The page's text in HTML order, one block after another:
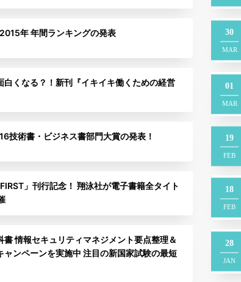
年 年間ランキングの発表 30
MAR
白くなる？！新刊『イキイキ働くための経営
01
MAR
技術書・ビジネス書部門大賞の発表！ 19
FEB
」刊行記念！ 翔泳社が電子書籍全タイト
18
FEB
情報セキュリティマネジメント要点整理＆
ャンペーンを実施中 注目の新国家試験の最短
28
JAN